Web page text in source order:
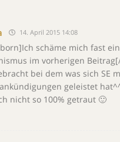
14. April 2015 14:08
schäme mich fast
im vorherigen
bei dem was sich SE
ankündigungen geleistet
nicht so 100% getraut 🙂